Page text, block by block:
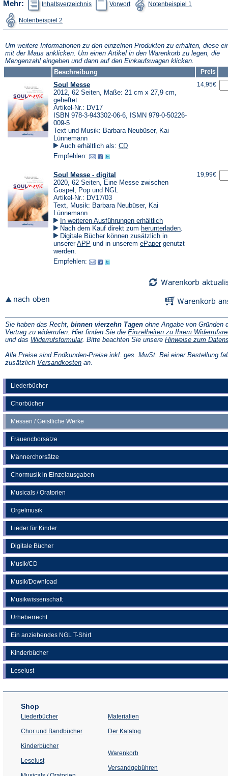
Liederbücher
Chorbücher
Messen / Geistliche Werke
Frauenchorsätze
Männerchorsätze
Chormusik in Einzelausgaben
Musicals / Oratorien
Orgelmusik
Lieder für Kinder
Digitale Bücher
Musik/CD
Musik/Download
Musikwissenschaft
Urheberrecht
Ein anziehendes NGL T-Shirt
Kinderbücher
Leselust
Tab)
Mehr: Inhaltsverzeichnisin
einem
Tab)
Vorwortin
einem
Tab)
Notenbeispiel 1in
Tab)
Notenbeispiel 2in
einem
Tab)
Um weitere Informationen zu den einzelnen Produkten zu erhalten, diese
mit der Maus anklicken. Um einen Artikel in den Warenkorb zu legen, die
Mengenzahl eingeben und dann auf den Einkaufswagen klicken.
Beschreibung
Preis
Soul Messe
2012, 62 Seiten, Maße: 21 cm x 27,9 cm,
geheftet
Artikel-Nr.: DV17
ISBN 978-3-943302-06-6, ISMN 979-0-50226-
009-5
Text und Musik: Barbara Neubüser, Kai
Lünnemann
Auch erhältlich als: CD
Empfehlen:
14,95€
Soul Messe - digital
2020, 62 Seiten, Eine Messe zwischen
Gospel, Pop und NGL
Artikel-Nr.: DV17/03
Text, Musik: Barbara Neubüser, Kai
Lünnemann
In weiteren Ausführungen erhältlich
Nach dem Kauf direkt zum herunterladen(Öffnet
einem
.
Digitale Bücher können zusätzlich in
unsererAPP (Öffnet
neuen
und in unserem ePaper(Öffnet
genutzt
werden.
Empfehlen:
19,99€
Sie haben das Recht, binnen vierzehn Tagen ohne Angabe von Gründen
Vertrag zu widerrufen. Hier finden Sie die Einzelheiten zu Ihrem
und das Widerrufsformular(Öffnet
einem
neuen
. Bitte beachten Sie unsere Hinweise zum
Alle Preise sind Endkunden-Preise inkl. ges. MwSt. Bei einer Bestellung
zusätzlich Versandkosten(Öffnet
an.
Shop
Liederbücher
Chor und Bandbücher
Kinderbücher
Leselust
Materialien
Der Katalog
Warenkorb
Versandgebühren